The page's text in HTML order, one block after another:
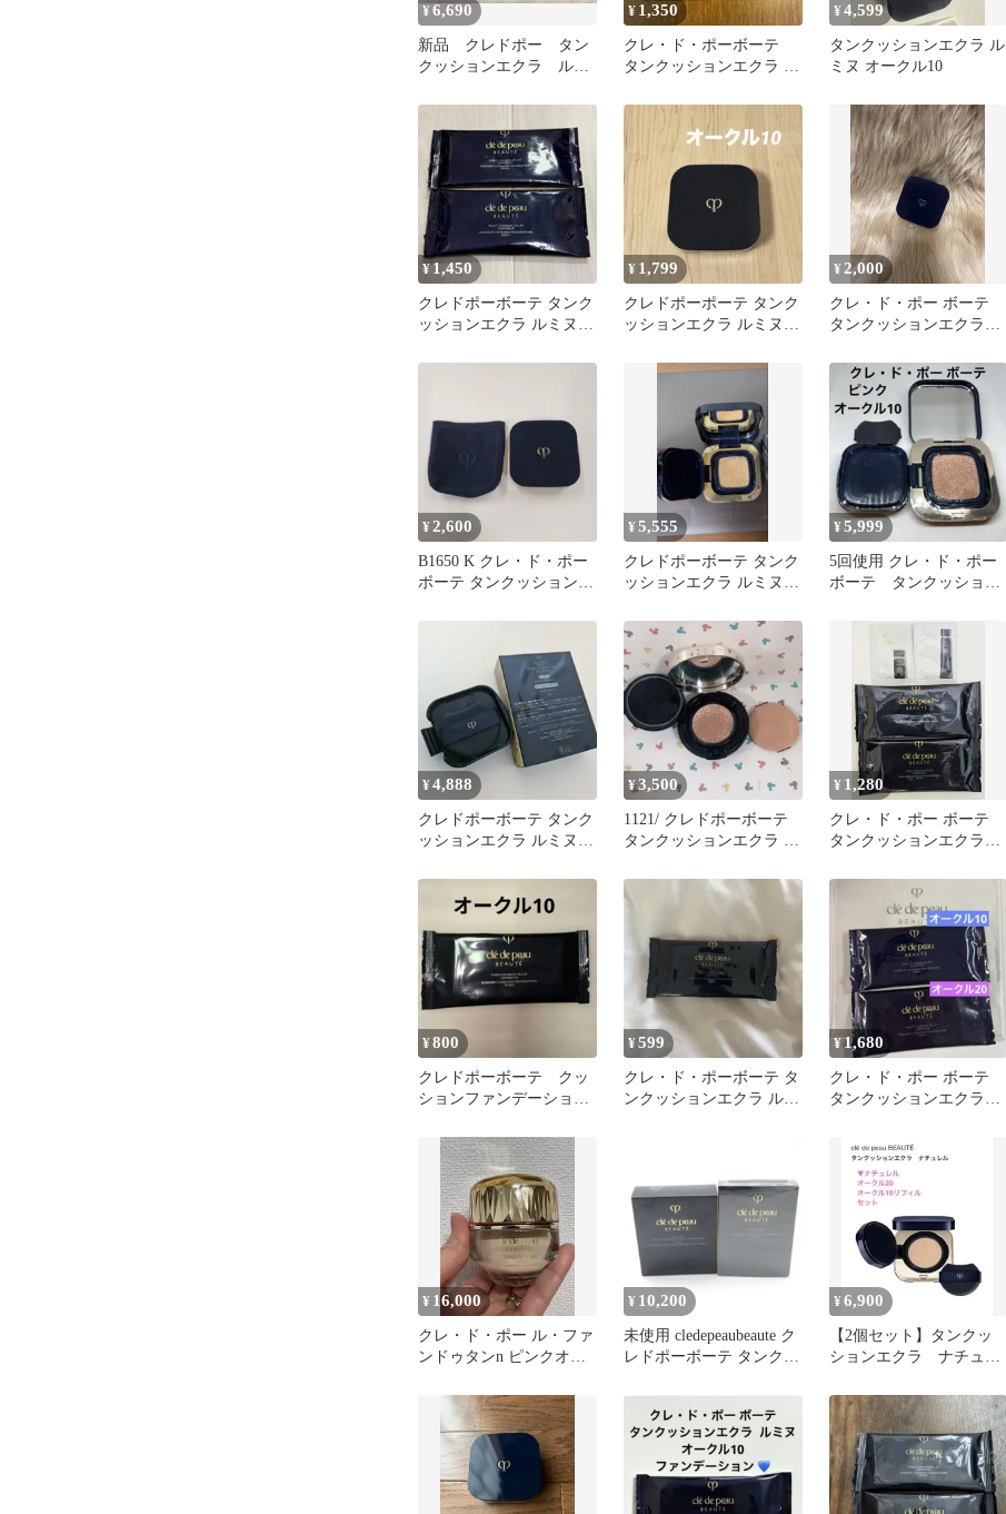
¥6,690
新品 クレドポー タン
クッションエクラ ルミ
フィル
¥ 1,350
クレ・ド・ポーボーテ
タンクッションエクラ ル
¥4,599
タンクッションエクラ ル
ミヌ オークル10
¥1,450
クレドポーボーテ タンク
ッションエクラ ルミヌ
¥ 1,799
クレドポーポーテ タンク
ッションエクラ ルミヌ
¥ 2,000
クレ・ド・ポー ボーテ
タンクッションエクラ
¥2,600
B1650 K クレ・ド・ポー
ボーテ タンクッションエ
15g【赤字覚悟】
¥5,555
クレドポーボーテ タンク
ッションエクラ ルミヌ
¥5,999
5回使用 クレ・ド・ポー
ボーテ タンクッション
クル10
¥4,888
クレドポーボーテ タンク
ッションエクラ ルミヌ
¥3,500
1121/ クレドポーボーテ
タンクッションエクラ オ
¥ 1,280
クレ・ド・ポー ボーテ
タンクッションエクラ
¥800
クレドポーボーテ クッ
ションファンデーショ
ラ ルミヌ 10
¥599
クレ・ド・ポーボーテ タ
ンクッションエクラ ルミ
¥1,680
クレ・ド・ポー ボーテ
タンクッションエクラ
¥ 16,000
クレ・ド・ポー ル・ファ
ンドゥタンn ピンクオー
¥ 10,200
未使用 cledepeaubeaute ク
レドポーボーテ タンクッ
ァンデーション ケース 2
点 15g オークル10 レフィ
ル BN6559Y2
¥6,900
【2個セット】タンクッ
ションエクラ ナチュレ